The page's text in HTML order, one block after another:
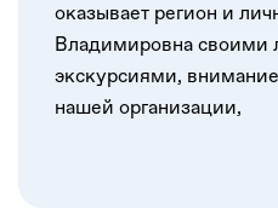
оказывает регион и
Владимировна своими
экскурсиями,
нашей организации,